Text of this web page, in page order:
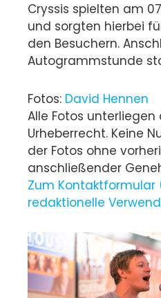
Cryssis spielten am
und sorgten hierbei
den Besuchern.
Autogrammstunde
Fotos: David Hennen
Alle Fotos
Urheberrecht. Keine
der Fotos ohne
anschließender
Zum Kontaktformular
redaktionelle